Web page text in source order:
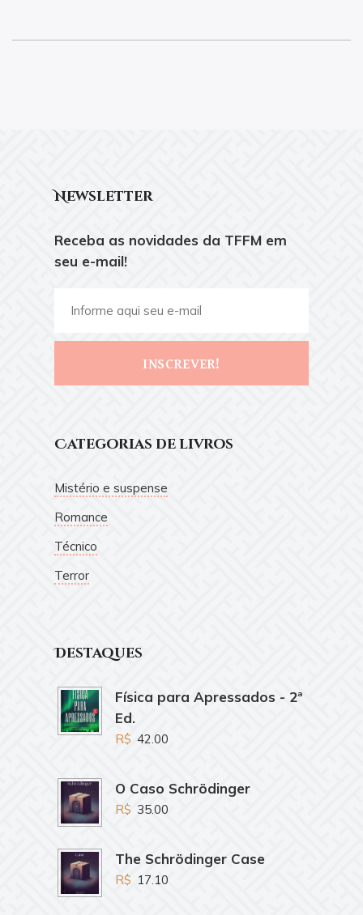
Newsletter
Receba as novidades da TFFM em
seu e-mail!
INSCREVER!
Categorias de livros
Mistério e suspense
Romance
Técnico
Terror
Destaques
Física para Apressados - 2ª
Ed.
R$ 42.00
O Caso Schrödinger
R$ 35.00
The Schrödinger Case
R$ 17.10